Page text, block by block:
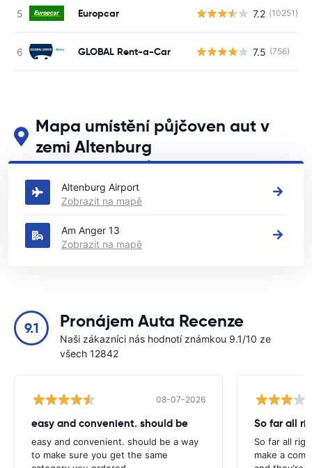
Europcar 7.2 (10251)
GLOBAL Rent-a-Car 7.5 (756)
Mapa umístění půjčoven aut v
zemi Altenburg
Podívejte se na naše hlavní půjčovny aut v zemi Altenburg
Altenburg Airport
Zobrazit na mapě
Am Anger 13
Zobrazit na mapě
9.1 Pronájem Auta Recenze
Naši zákazníci nás hodnotí známkou 9.1/10 ze
všech 12842
08-07-2026
easy and convenient. should be
easy and convenient. should be a way
to make sure you get the same
So far all
So far all
make a